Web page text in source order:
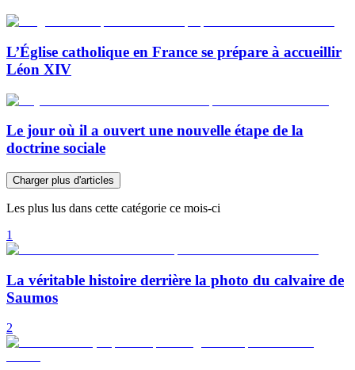
L’Église catholique en France se prépare à accueillir
Léon XIV
Le jour où il a ouvert une nouvelle étape de la
doctrine sociale
Charger plus d'articles
Les plus lus dans cette catégorie ce mois-ci
1
La véritable histoire derrière la photo du calvaire de
Saumos
2